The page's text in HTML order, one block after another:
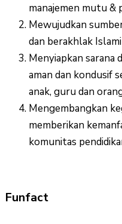
manajemen mutu &
Mewujudkan
dan berakhlak
Menyiapkan sarana
aman dan kondusif
anak, guru dan
Mengembangkan
memberikan
komunitas
Funfact